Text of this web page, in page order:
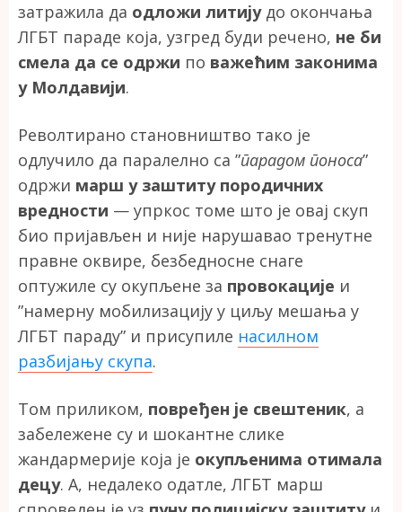
затражила да одложи литијудо окончања
ЛГБТ параде која, узгред буди речено, не би
смела да се одржи по важећим законима
у Молдавији.
Револтирано становништво тако је
одлучило да паралелно са ”парадом поноса”
одржи марш у заштиту породичних
вредности — упркос томе што је овај скуп
био пријављен и није нарушавао тренутне
правне оквире, безбедносне снаге
оптужиле су окупљене за провокације и
”намерну мобилизацију у циљу мешања у
ЛГБТ параду” и присупиле насилном
разбијању скупа.
Том приликом, повређен је свештеник, а
забележене су и шокантне слике
жандармерије која је окупљенима отимала
децу. А, недалеко одатле, ЛГБТ марш